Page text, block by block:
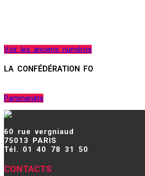
Voir les anciens numéros
LA CONFÉDÉRATION FO
Partenariats
60 rue vergniaud
75013 PARIS
Tél. 01 40 78 31 50
CONTACTS